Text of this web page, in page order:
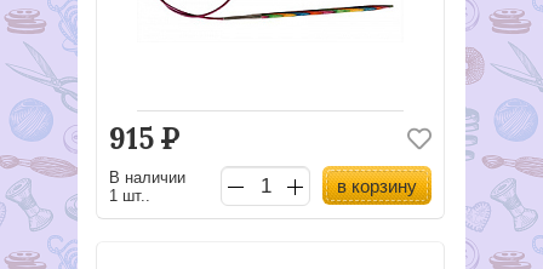
915Р
В наличии
1 шт..
в корзину